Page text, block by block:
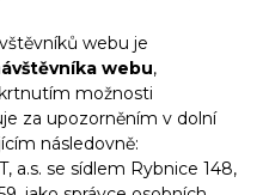
webu je
webu,
možnosti
za upozorněním v dolní
následovně:
a.s. se sídlem Rybnice 148,